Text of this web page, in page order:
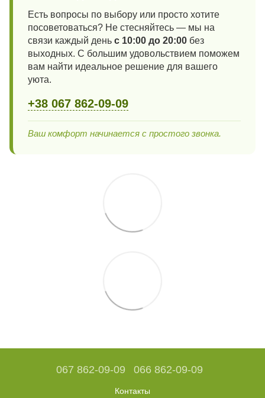
Есть вопросы по выбору или просто хотите
посоветоваться? Не стесняйтесь — мы на
связи каждый день с 10:00 до 20:00 без
выходных. С большим удовольствием поможем
вам найти идеальное решение для вашего
уюта.
+38 067 862-09-09
Ваш комфорт начинается с простого звонка.
067 862-09-09 066 862-09-09
Контакты